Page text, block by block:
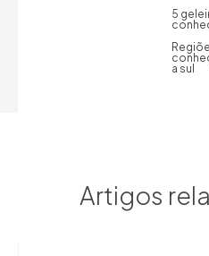
5
a sul
Artigos